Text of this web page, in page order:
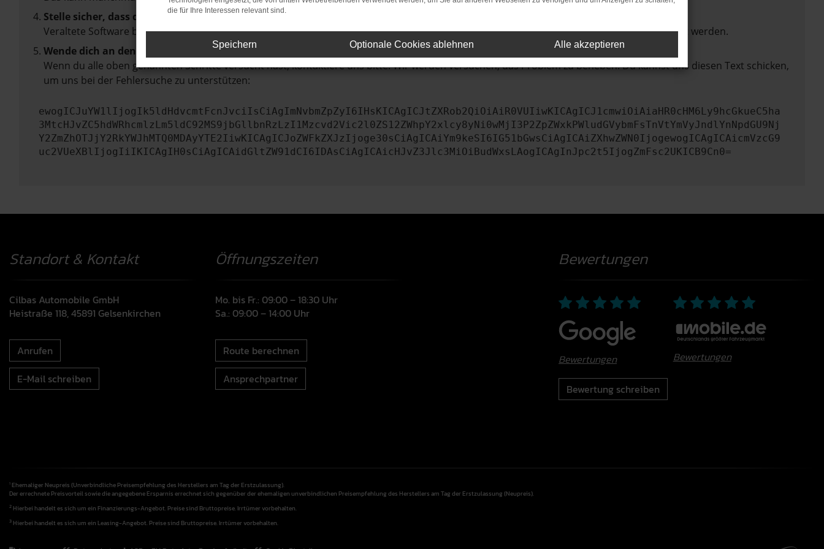
Stelle sicher, dass dein Browser und dein Betriebssystem auf dem neuesten Stand sind.
Veraltete Software birgt nicht nur ein Sicherheitsrisiko, sondern kann auch dazu führen, dass bestimmte Funktionen nicht mehr unterstützt werden.
Wende dich an den Webseitenbetreiber.
Wenn du alle oben genannten Schritte versucht hast, kontaktiere uns bitte. Wir werden versuchen, das Problem zu beheben. Du kannst uns diesen Text schicken,
um uns bei der Fehlersuche zu unterstützen:
ewogICJuYW1lIjogIk5ldHdvcmtFcnJvciIsCiAgImNvbmZpZyI6IHsKICAgICJtZXRob2QiOiAiR0VUIiwKICAgICJ1cmwiOiAiaHR0cHM6Ly9hcGkueC5ha
3MtcHJvZC5hdWRhcmlzLm5ldC92MS9jbGllbnRzLzI1Mzcvd2Vic2l0ZS12ZWhpY2xlcy8yNi0wMjI3P2ZpZWxkPWludGVybmFsTnVtYmVyJndlYnNpdGU9Nj
Y2ZmZhOTJjY2RkYWJhMTQ0MDAyYTE2IiwKICAgICJoZWFkZXJzIjoge30sCiAgICAiYm9keSI6IG51bGwsCiAgICAiZXhwZWN0IjogewogICAgICAicmVzcG9
uc2VUeXBlIjogIiIKICAgIH0sCiAgICAidGltZW91dCI6IDAsCiAgICAicHJvZ3Jlc3MiOiBudWxsLAogICAgInJpc2t5IjogZmFsc2UKICB9Cn0=
Standort & Kontakt
Cilbas Automobile GmbH
Heistraße 118, 45891 Gelsenkirchen
Anrufen
E-Mail schreiben
Öffnungszeiten
Mo. bis Fr.: 09:00 – 18:30 Uhr
Sa.: 09:00 – 14:00 Uhr
Route berechnen
Ansprechpartner
Bewertungen
Bewertungen Bewertungen
Bewertung schreiben
1 Ehemaliger Neupreis (Unverbindliche Preisempfehlung des Herstellers am Tag der Erstzulassung).
Der errechnete Preisvorteil sowie die angegebene Ersparnis errechnet sich gegenüber der ehemaligen unverbindlichen Preisempfehlung des Herstellers am Tag der Erstzulassung (Neupreis).
2Hierbei handelt es sich um ein Finanzierungs-Angebot. Preise sind Bruttopreise. Irrtümer vorbehalten.
3Hierbei handelt es sich um ein Leasing-Angebot. Preise sind Bruttopreise. Irrtümer vorbehalten.
die für Ihre Interessen relevant sind.
Speichern Optionale Cookies ablehnen Alle akzeptieren